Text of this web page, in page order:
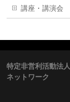
講座・講演会
特定非営利活動法
ネットワーク